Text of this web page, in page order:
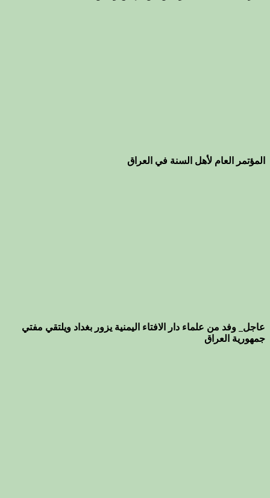
المؤتمر العام لأهل السنة في العراق
عاجل_ وفد من علماء دار الافتاء اليمنية يزور بغداد ويلتقي مفتي
جمهورية العراق